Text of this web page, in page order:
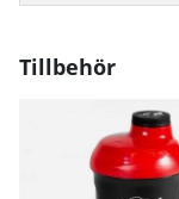
Tillbehör